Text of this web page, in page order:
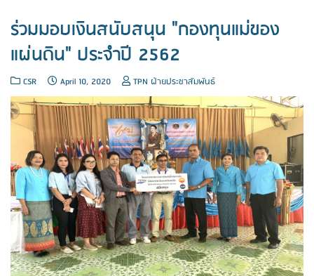
ร่วมมอบเงินสนับสนุน "กองทุนแม่ของ
แผ่นดิน" ประจำปี 2562
CSR April 10, 2020 TPN ฝ่ายประชาสัมพันธ์